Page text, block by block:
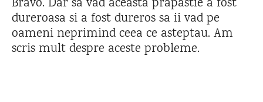
Bravo. Dar sa vad aceasta prapastie a fost
dureroasa si a fost dureros sa ii vad pe
oameni neprimind ceea ce asteptau. Am
scris mult despre aceste probleme.